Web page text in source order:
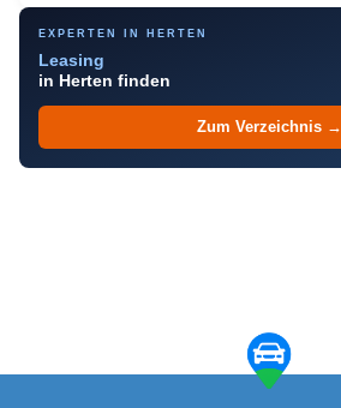
EXPERTEN IN HERTEN
Leasing
in Herten finden
Zum Verzeichnis →